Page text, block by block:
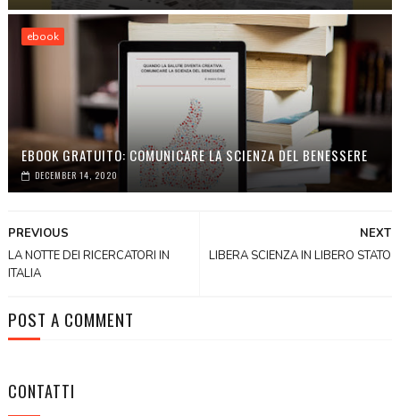
ebook
EBOOK GRATUITO: COMUNICARE LA SCIENZA DEL BENESSERE
DECEMBER 14, 2020
NEXT
LIBERA SCIENZA IN LIBERO STATO
PREVIOUS
LA NOTTE DEI RICERCATORI IN
ITALIA
POST A COMMENT
CONTATTI